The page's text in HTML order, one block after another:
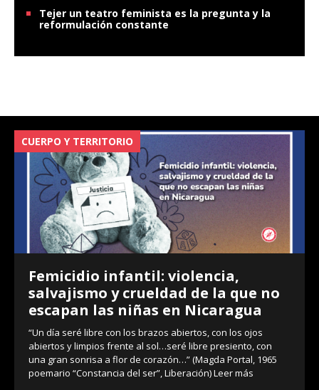
Tejer un teatro feminista es la pregunta y la
reformulación constante
CUERPO Y TERRITORIO
Femicidio infantil: violencia,
salvajismo y crueldad de la que no
escapan las niñas en Nicaragua
“Un día seré libre con los brazos abiertos, con los ojos
abiertos y limpios frente al sol…seré libre presiento, con
una gran sonrisa a flor de corazón…” (Magda Portal, 1965
poemario “Constancia del ser”, Liberación)Leer más